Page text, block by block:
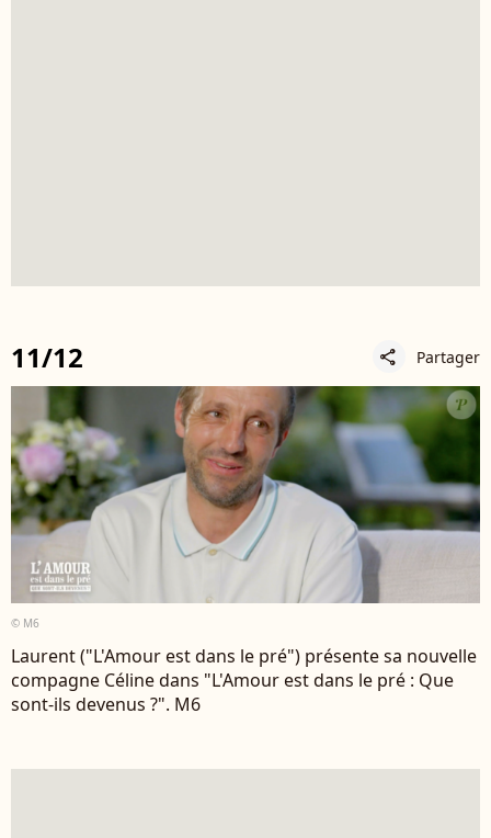
11/12 share Partager
© M6
Laurent ("L'Amour est dans le pré") présente sa nouvelle
compagne Céline dans "L'Amour est dans le pré : Que
sont-ils devenus ?". M6